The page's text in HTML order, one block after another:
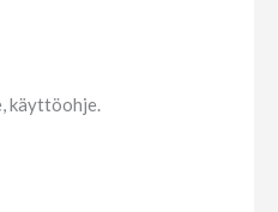
käyttöohje.